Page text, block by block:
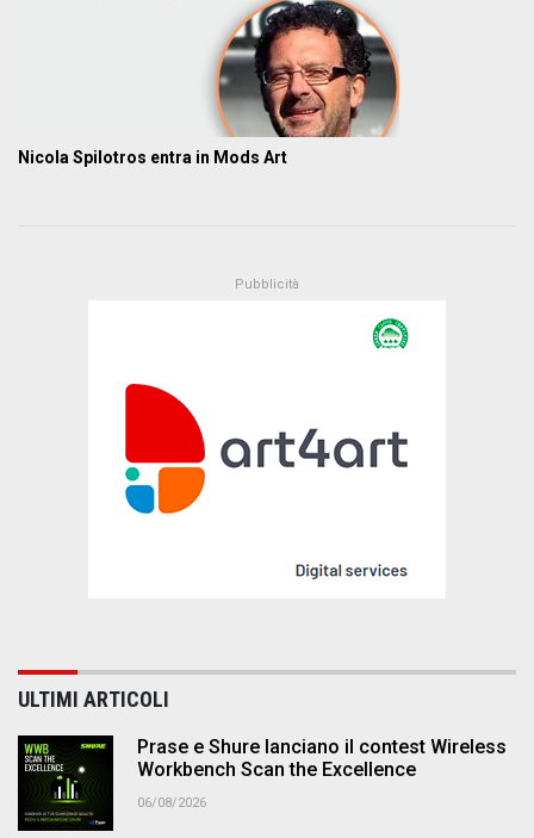
Nicola Spilotros entra in Mods Art
ULTIMI ARTICOLI
Prase e Shure lanciano il contest Wireless
Workbench Scan the Excellence
06/08/2026